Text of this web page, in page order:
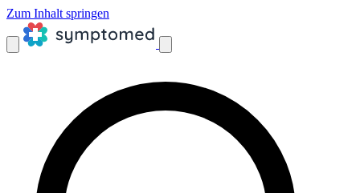
Zum Inhalt springen